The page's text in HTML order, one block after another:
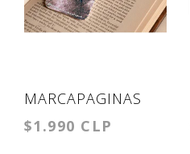
MARCAPAGINAS
PRINCIPITO
$1.990 CLP